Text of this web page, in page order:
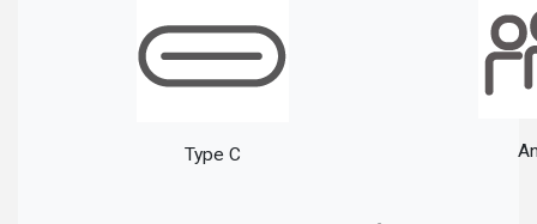
Type C